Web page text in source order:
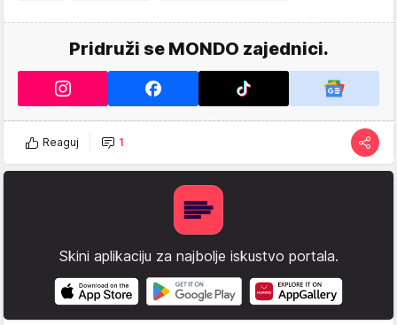
Pridruži se MONDO zajednici.
Reaguj 1
Skini aplikaciju za najbolje iskustvo portala.